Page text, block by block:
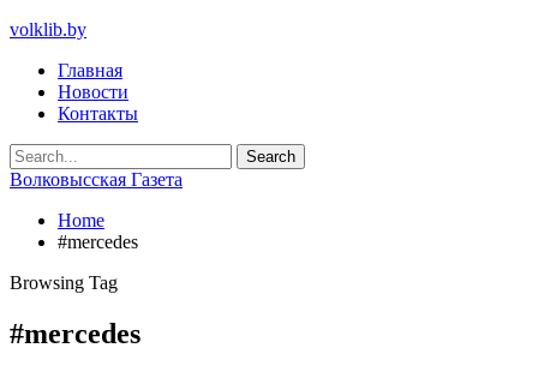
volklib.by
Главная
Новости
Контакты
Волковысская Газета
Home
#mercedes
Browsing Tag
#mercedes